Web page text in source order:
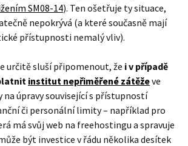
SM08-14). Ten ošetřuje ty situace,
nepokrývá (a které současně mají
přístupnosti nemalý vliv).
určitě sluší připomenout, že i v případě
institut nepřiměřené zátěževe
na úpravy související s přístupností
či personální limity – například pro
má svůj web na freehostingu a spravuje
být investice v řádu několika desítek